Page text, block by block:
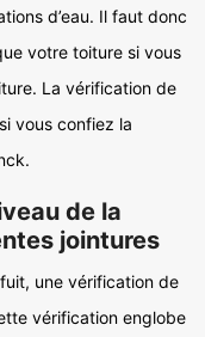
d’eau. Il faut donc
votre toiture si vous
La vérification de
vous confiez la
de la
jointures
une vérification de
vérification englobe